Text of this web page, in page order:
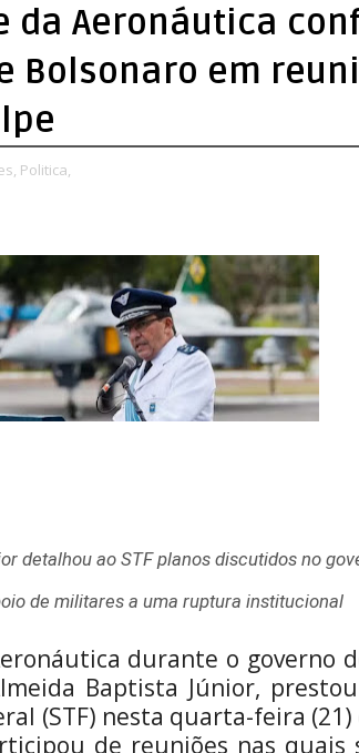
da Aeronáutica
Bolsonaro em
Politica,
detalhou ao STF planos discutidos no
de militares a uma ruptura institucional
durante o governo
Baptista Júnior,
(STF) nesta quarta-feira
de reuniões nas quais